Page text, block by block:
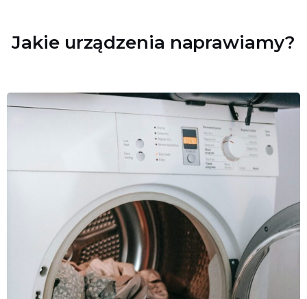
Jakie urządzenia naprawiamy?